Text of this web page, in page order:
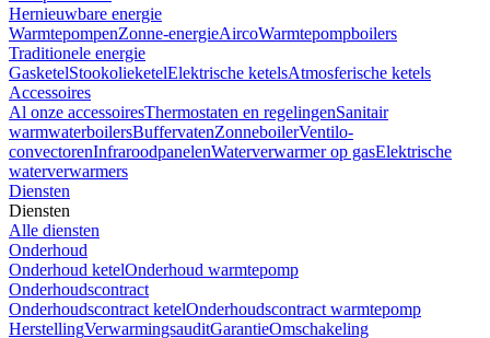
Hernieuwbare energie
WarmtepompenZonne-energieAircoWarmtepompboilers
Traditionele energie
GasketelStookolieketelElektrische ketelsAtmosferische ketels
Accessoires
Al onze accessoiresThermostaten en regelingenSanitair
warmwaterboilersBuffervatenZonneboilerVentilo-
convectorenInfraroodpanelenWaterverwarmer op gasElektrische
waterverwarmers
Diensten
Diensten
Alle diensten
Onderhoud
Onderhoud ketelOnderhoud warmtepomp
Onderhoudscontract
Onderhoudscontract ketelOnderhoudscontract warmtepomp
HerstellingVerwarmingsauditGarantieOmschakeling